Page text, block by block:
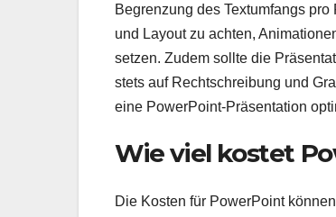
Begrenzung des Textumfangs
und Layout zu achten,
setzen. Zudem sollte die
stets auf Rechtschreibung und
eine PowerPoint-Präsentation
Wie viel kostet
Die Kosten für PowerPoint